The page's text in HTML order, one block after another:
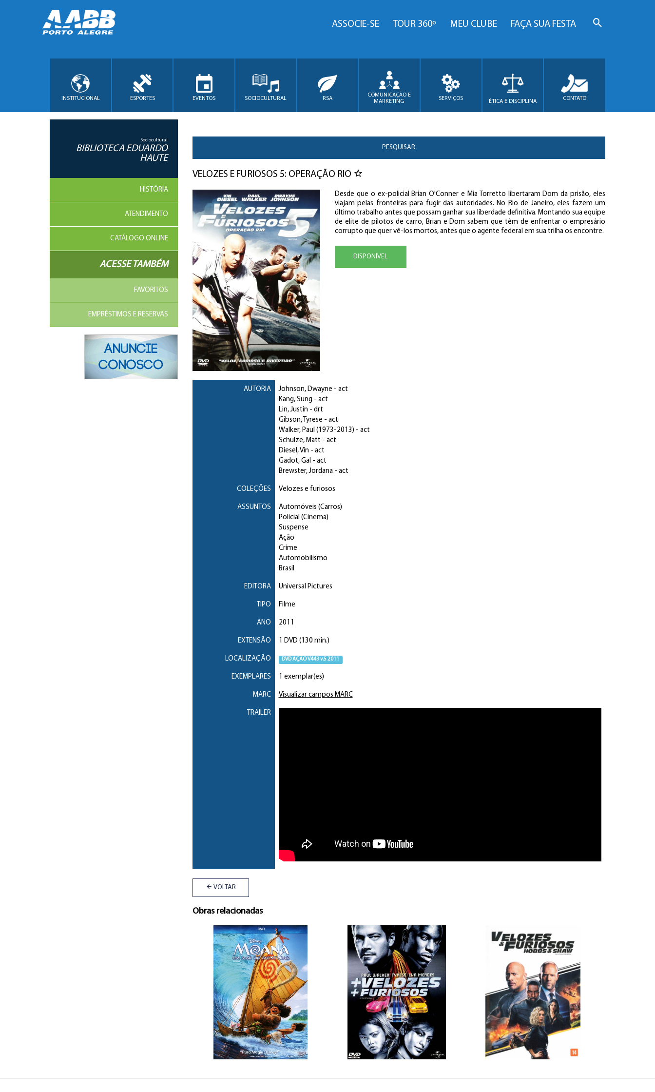
ASSOCIE-SE TOUR 360º MEU CLUBE FAÇA SUA FESTA
INSTITUCIONAL ESPORTES EVENTOS SOCIOCULTURAL RSA
COMUNICAÇÃO E
MARKETING
SERVIÇOS ÉTICA E DISCIPLINA CONTATO
Sociocultural
BIBLIOTECA EDUARDO
HAUTE
HISTÓRIA
ATENDIMENTO
CATÁLOGO ONLINE
ACESSE TAMBÉM
FAVORITOS
EMPRÉSTIMOS E RESERVAS
PESQUISAR
VELOZES E FURIOSOS 5: OPERAÇÃO RIO
Desde que o ex-policial Brian O'Conner e Mia Torretto libertaram Dom da prisão, eles
viajam pelas fronteiras para fugir das autoridades. No Rio de Janeiro, eles fazem um
último trabalho antes que possam ganhar sua liberdade definitiva. Montando sua equipe
de elite de pilotos de carro, Brian e Dom sabem que têm de enfrentar o empresário
corrupto que quer vê-los mortos, antes que o agente federal em sua trilha os encontre.
DISPONÍVEL
AUTORIA Johnson, Dwayne - act
Kang, Sung- act
Lin, Justin - drt
Gibson, Tyrese - act
Walker, Paul (1973-2013) - act
Schulze, Matt - act
Diesel, Vin - act
Gadot, Gal - act
Brewster, Jordana- act
COLEÇÕES Velozes e furiosos
ASSUNTOS
Automóveis (Carros)
Policial (Cinema)
Suspense
Ação
Crime
Automobilismo
Brasil
EDITORA Universal Pictures
TIPO Filme
ANO 2011
EXTENSÃO 1 DVD (130 min.)
LOCALIZAÇÃO DVD AÇÃO V443 v.5 2011
EXEMPLARES 1 exemplar(es)
MARC Visualizar campos MARC
TRAILER
VOLTAR
Obras relacionadas